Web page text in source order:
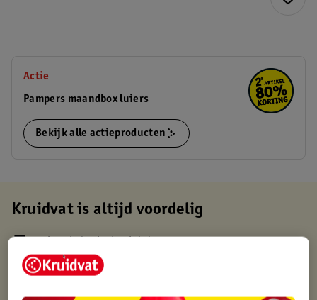
Actie
Pampers maandbox luiers
Bekijk alle actieproducten
Kruidvat is altijd voordelig
Op werkdagen voor 22:00 uur besteld, volgende dag in huis
Gratis thuisbezorgd vanaf 50.00